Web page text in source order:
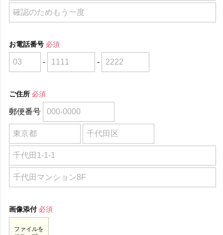
お電話番号 必須
- -
ご住所 必須
郵便番号
画像添付 必須
ファイルを